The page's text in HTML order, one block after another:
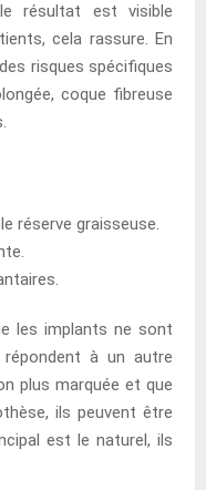
résultat est visible
cela rassure. En
risques spécifiques
coque fibreuse
réserve graisseuse.
les implants ne sont
à un autre
plus marquée et que
ils peuvent être
est le naturel, ils